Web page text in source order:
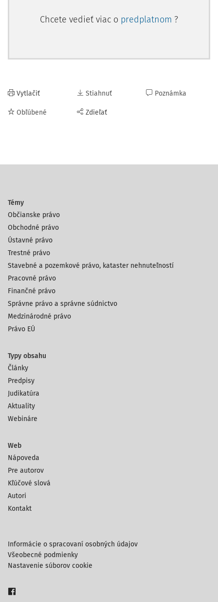
Chcete vedieť viac o predplatnom ?
Vytlačiť
Obľúbené
Stiahnuť
Zdieľať
Poznámka
Témy
Občianske právo
Obchodné právo
Ústavné právo
Trestné právo
Stavebné a pozemkové právo, kataster nehnuteľností
Pracovné právo
Finančné právo
Správne právo a správne súdnictvo
Medzinárodné právo
Právo EÚ
Typy obsahu
Články
Predpisy
Judikatúra
Aktuality
Webináre
Web
Nápoveda
Pre autorov
Kľúčové slová
Autori
Kontakt
Informácie o spracovaní osobných údajov
Všeobecné podmienky
Nastavenie súborov cookie